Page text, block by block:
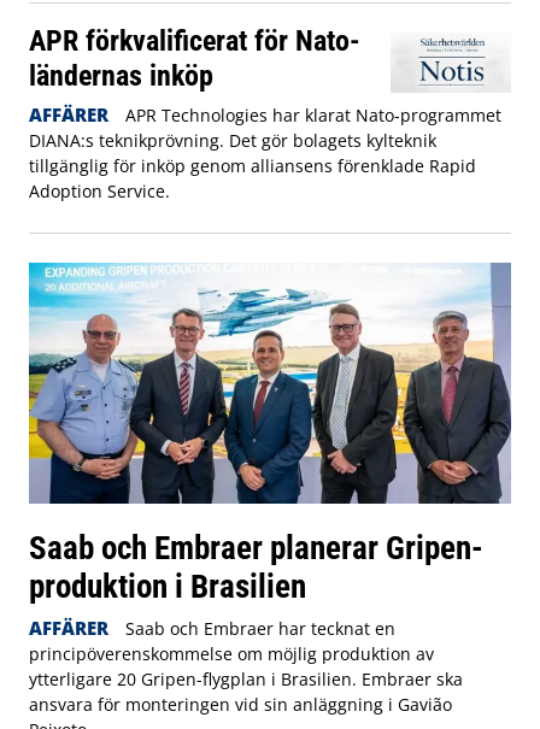
APR förkvalificerat för Nato-
ländernas inköp
AFFÄRER
APR Technologies har klarat Nato-programmet
DIANA:s teknikprövning. Det gör bolagets kylteknik
tillgänglig för inköp genom alliansens förenklade Rapid
Adoption Service.
Saab och Embraer planerar Gripen-
produktion i Brasilien
AFFÄRER
Saab och Embraer har tecknat en
principöverenskommelse om möjlig produktion av
ytterligare 20 Gripen-flygplan i Brasilien. Embraer ska
ansvara för monteringen vid sin anläggning i Gavião